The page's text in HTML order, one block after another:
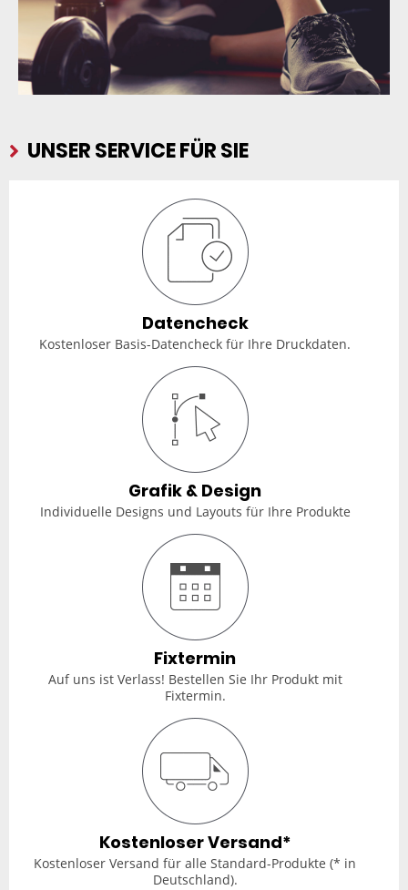
UNSER SERVICE FÜR SIE
Datencheck
Kostenloser Basis-Datencheck für Ihre Druckdaten.
Grafik & Design
Individuelle Designs und Layouts für Ihre Produkte
Fixtermin
Auf uns ist Verlass! Bestellen Sie Ihr Produkt mit
Fixtermin.
Kostenloser Versand*
Kostenloser Versand für alle Standard-Produkte (* in
Deutschland).